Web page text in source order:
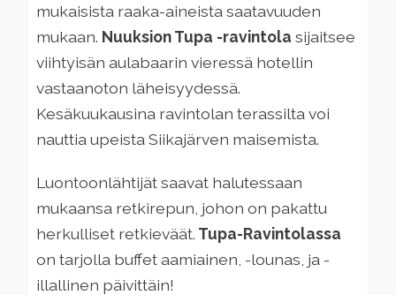
mukaisista raaka-aineista saatavuuden
mukaan. Nuuksion Tupa -ravintola sijaitsee
viihtyisän aulabaarin vieressä hotellin
vastaanoton läheisyydessä.
Kesäkuukausina ravintolan terassilta voi
nauttia upeista Siikajärven maisemista.
Luontoonlähtijät saavat halutessaan
mukaansa retkirepun, johon on pakattu
herkulliset retkieväät. Tupa-Ravintolassa
on tarjolla buffet aamiainen, -lounas, ja -
illallinen päivittäin!